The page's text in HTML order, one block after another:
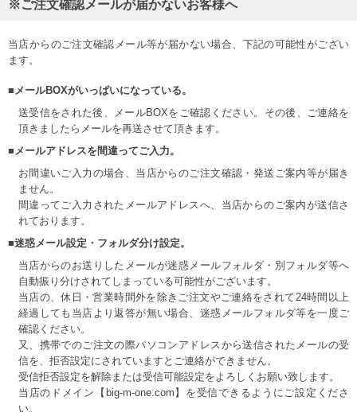
※ご注文確認メールが届かないお客様へ
当店からのご注文確認メール等が届かない場合、下記の可能性がござい
ます。
■メールBOXがいっぱいになっている。
送受信をされた後、メールBOXをご確認ください。その後、ご連絡を
頂きましたらメールを再送させて頂きます。
■メールアドレスを間違ってご入力。
お間違いご入力の場合、当店からのご注文確認・発送ご案内等が届き
ません。
間違ってご入力されたメールアドレスへ、当店からのご案内が送信さ
れております。
■迷惑メール設定・フォルダ分け設定。
当店からのお送りしたメールが迷惑メールフォルダ・別フォルダ等へ
自動振り分けされてしまっている可能性がございます。
当店の、休日・営業時間外を除きご注文やご連絡をされて24時間以上
経過しても当店より返答が無い場合、迷惑メールフォルダ等を一度ご
確認ください。
又、携帯でのご注文の際パソコンアドレスから送信されたメールの受
信を、拒否設定にされていますとご連絡ができません。
受信拒否設定を解除または受信可能設定をよろしくお願い致します。
当店のドメイン【big-m-one.com】を受信できるようにご設定くださ
い。